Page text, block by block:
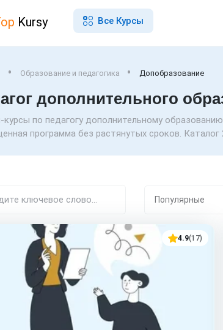
Kursy Все Курсы
Образование и педагогика Допобразование
дополнительного
курсы по педагогу дополнительному
программа без растянутых сроков. Каталог
4.9(17)